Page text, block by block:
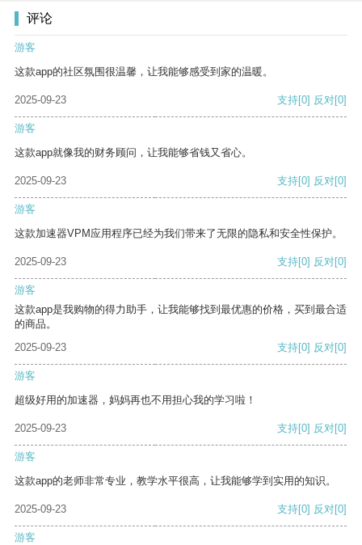
评论
游客
这款app的社区氛围很温馨，让我能够感受到家的温暖。
2025-09-23 支持[0] 反对[0]
游客
这款app就像我的财务顾问，让我能够省钱又省心。
2025-09-23 支持[0] 反对[0]
游客
这款加速器VPM应用程序已经为我们带来了无限的隐私和安全性保护。
2025-09-23 支持[0] 反对[0]
游客
这款app是我购物的得力助手，让我能够找到最优惠的价格，买到最合适
的商品。
2025-09-23
支持[0] 反对[0]
游客
超级好用的加速器，妈妈再也不用担心我的学习啦！
2025-09-23 支持[0] 反对[0]
游客
这款app的老师非常专业，教学水平很高，让我能够学到实用的知识。
2025-09-23 支持[0] 反对[0]
游客